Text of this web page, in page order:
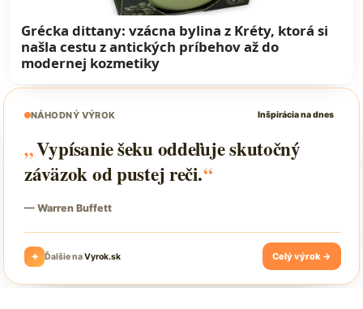
Grécka dittany: vzácna bylina z Kréty, ktorá si
našla cestu z antických príbehov až do
modernej kozmetiky